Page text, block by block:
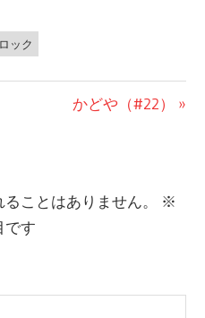
ック
次
かどや（#22）
ことはありません。
※
です